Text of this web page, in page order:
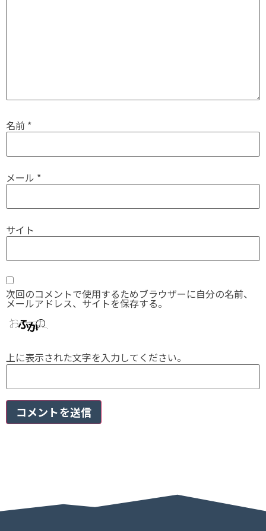
名前 *
メール *
サイト
次回のコメントで使用するためブラウザーに自分の名前、
メールアドレス、サイトを保存する。
上に表示された文字を入力してください。